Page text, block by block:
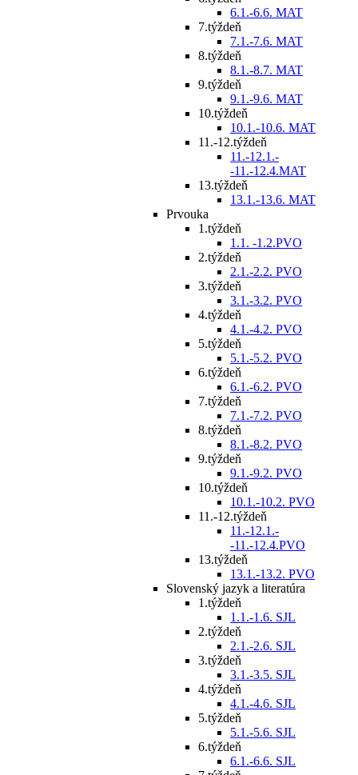
6.1.-6.6. MAT
7.týždeň
7.1.-7.6. MAT
8.týždeň
8.1.-8.7. MAT
9.týždeň
9.1.-9.6. MAT
10.týždeň
10.1.-10.6. MAT
11.-12.týždeň
11.-12.1.-
-11.-12.4.MAT
13.týždeň
13.1.-13.6. MAT
Prvouka
1.týždeň
1.1. -1.2.PVO
2.týždeň
2.1.-2.2. PVO
3.týždeň
3.1.-3.2. PVO
4.týždeň
4.1.-4.2. PVO
5.týždeň
5.1.-5.2. PVO
6.týždeň
6.1.-6.2. PVO
7.týždeň
7.1.-7.2. PVO
8.týždeň
8.1.-8.2. PVO
9.týždeň
9.1.-9.2. PVO
10.týždeň
10.1.-10.2. PVO
11.-12.týždeň
11.-12.1.-
-11.-12.4.PVO
13.týždeň
13.1.-13.2. PVO
Slovenský jazyk a literatúra
1.týždeň
1.1.-1.6. SJL
2.týždeň
2.1.-2.6. SJL
3.týždeň
3.1.-3.5. SJL
4.týždeň
4.1.-4.6. SJL
5.týždeň
5.1.-5.6. SJL
6.týždeň
6.1.-6.6. SJL